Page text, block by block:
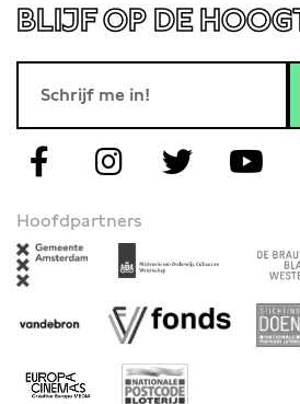
BLIJF OP DE
Hoofdpartners